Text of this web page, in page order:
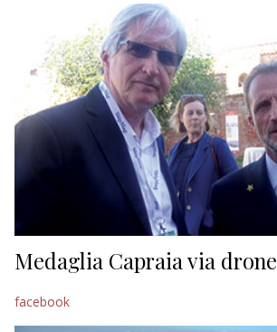
Medaglia Capraia via drone
facebook